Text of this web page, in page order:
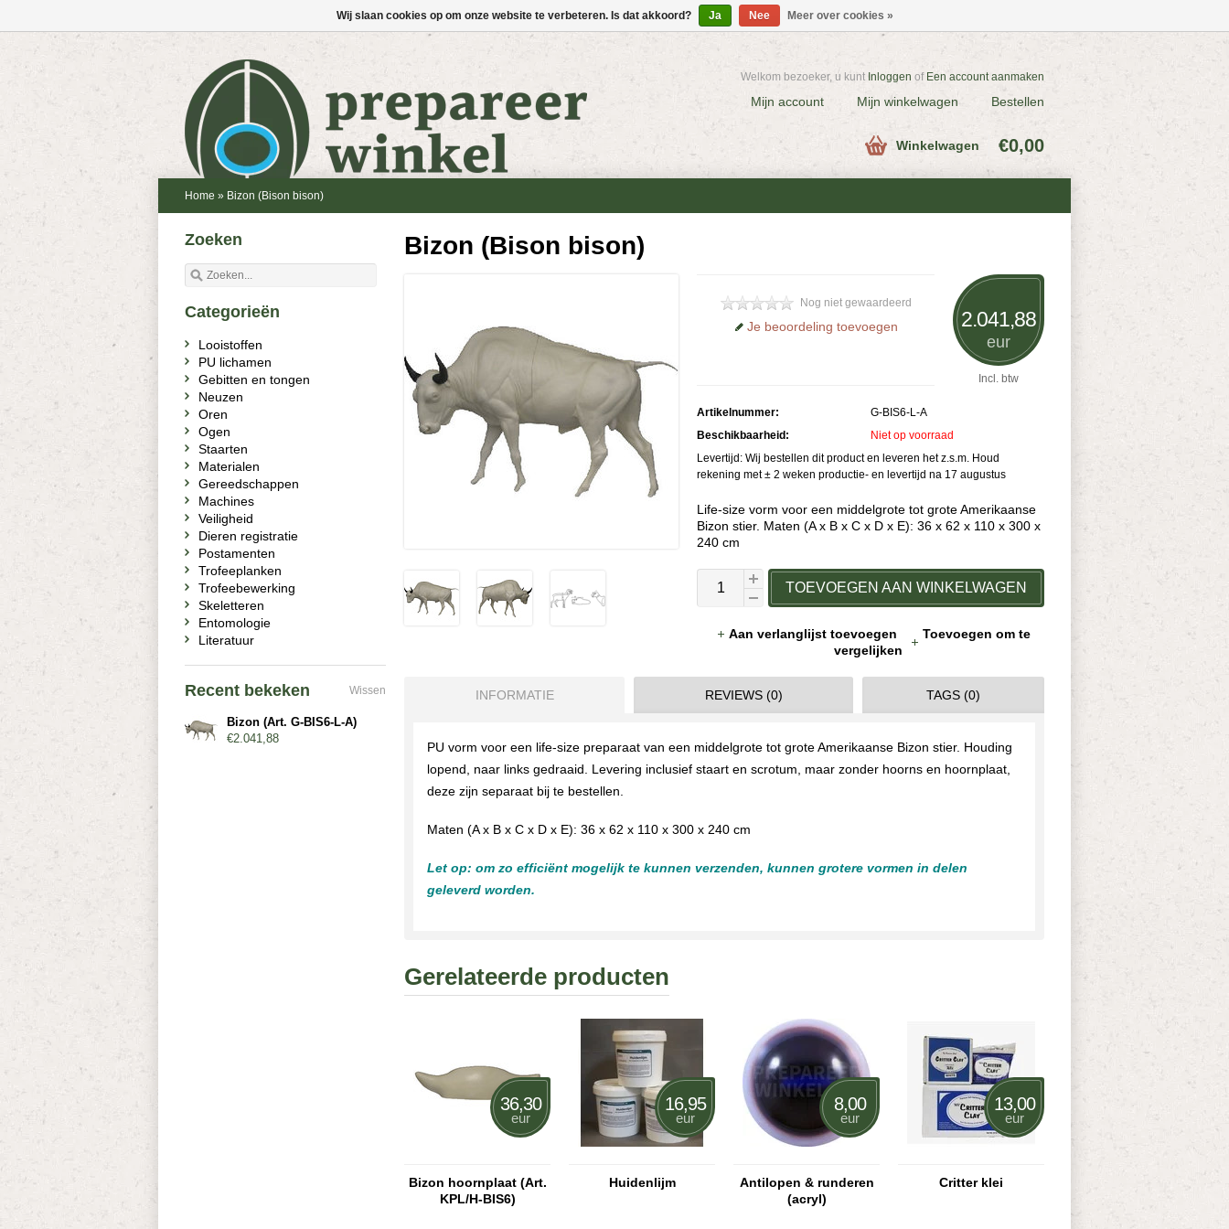
Welkom bezoeker, u kunt Inloggen of Een account aanmaken
Mijn account Mijn winkelwagen Bestellen
Winkelwagen €0,00
Home » Bizon (Bison bison)
Bizon (Bison bison)
2.041,88
eur
Incl. btw
Nog niet gewaardeerd
Je beoordeling toevoegen
Artikelnummer:
G-BIS6-L-A
Beschikbaarheid:
Niet op voorraad
Levertijd: Wij bestellen dit product en leveren het z.s.m. Houd
rekening met ± 2 weken productie- en levertijd na 17 augustus
Life-size vorm voor een middelgrote tot grote Amerikaanse
Bizon stier. Maten (A x B x C x D x E): 36 x 62 x 110 x 300 x
240 cm
TOEVOEGEN AAN WINKELWAGEN
Aan verlanglijst toevoegen
Toevoegen om te
vergelijken
INFORMATIE REVIEWS (0) TAGS (0)
PU vorm voor een life-size preparaat van een middelgrote tot grote Amerikaanse Bizon stier. Houding
lopend, naar links gedraaid. Levering inclusief staart en scrotum, maar zonder hoorns en hoornplaat,
deze zijn separaat bij te bestellen.
Maten (A x B x C x D x E): 36 x 62 x 110 x 300 x 240 cm
Let op: om zo efficiënt mogelijk te kunnen verzenden, kunnen grotere vormen in delen
geleverd worden.
Gerelateerde producten
36,30
eur
Bizon hoornplaat (Art.
KPL/H-BIS6)
16,95
eur
Huidenlijm
8,00
eur
Antilopen & runderen
(acryl)
13,00
eur
Critter klei
Zoeken
Categorieën
Looistoffen
PU lichamen
Gebitten en tongen
Neuzen
Oren
Ogen
Staarten
Materialen
Gereedschappen
Machines
Veiligheid
Dieren registratie
Postamenten
Trofeeplanken
Trofeebewerking
Skeletteren
Entomologie
Literatuur
Recent bekeken Wissen
Bizon (Art. G-BIS6-L-A)
€2.041,88
Wij slaan cookies op om onze website te verbeteren. Is dat akkoord? Ja Nee Meer over cookies »